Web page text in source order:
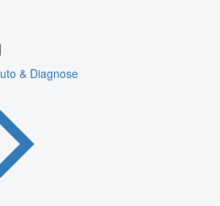
& Diagnose